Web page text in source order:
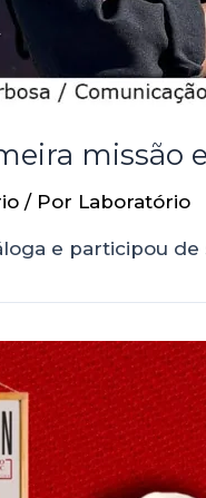
missão
/ Por Laboratório
e participou de